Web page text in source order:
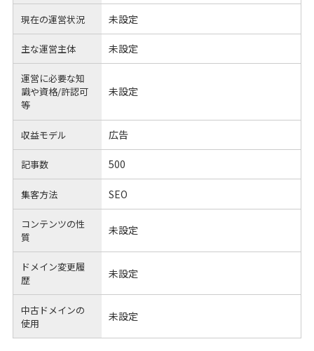
現在の運営状況 未設定
主な運営主体 未設定
運営に必要な知
識や資格/許認可
等
未設定
収益モデル 広告
記事数 500
集客方法 SEO
コンテンツの性
質
未設定
ドメイン変更履
歴
未設定
中古ドメインの
使用
未設定